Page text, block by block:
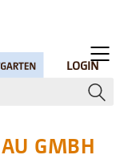
LOGIN
GMBH